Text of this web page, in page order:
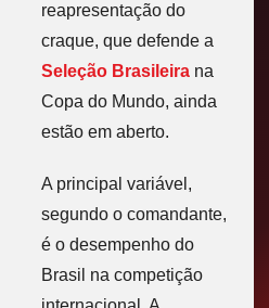
reapresentação do
craque, que defende a
Seleção Brasileirana
Copa do Mundo, ainda
estão em aberto.
A principal variável,
segundo o comandante,
é o desempenho do
Brasil na competição